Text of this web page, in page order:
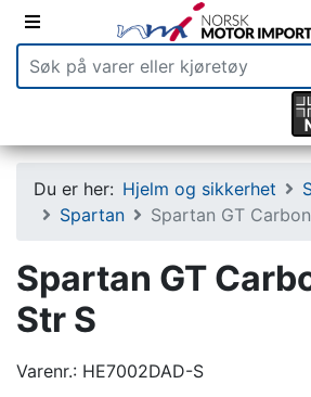
Du er her: Hjelm og sikkerhet
Spartan
Spartan GT
Spartan GT
Str S
Varenr.: HE7002DAD-S